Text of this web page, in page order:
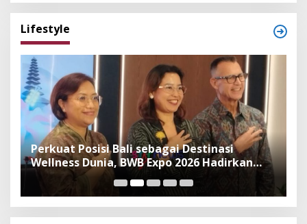
Lifestyle
Perkuat Posisi Bali sebagai Destinasi
Wellness Dunia, BWB Expo 2026 Hadirkan
Exhibitor Nasional dan Global